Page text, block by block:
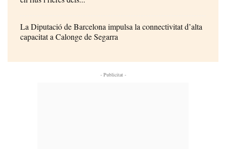
La Diputació de Barcelona impulsa la connectivitat d’alta
capacitat a Calonge de Segarra
- Publicitat -